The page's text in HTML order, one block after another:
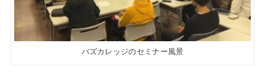
バズカレッジのセミナー風景